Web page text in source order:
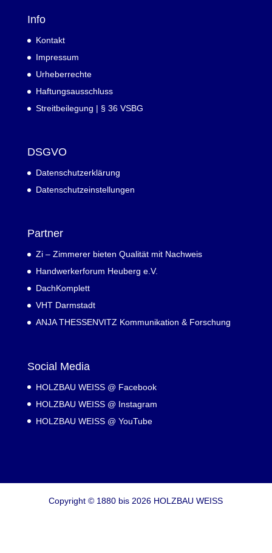
Info
Kontakt
Impressum
Urheberrechte
Haftungsausschluss
Streitbeilegung | § 36 VSBG
DSGVO
Datenschutzerklärung
Datenschutzeinstellungen
Partner
Zi – Zimmerer bieten Qualität mit Nachweis
Handwerkerforum Heuberg e.V.
DachKomplett
VHT Darmstadt
ANJA THESSENVITZ Kommunikation & Forschung
Social Media
HOLZBAU WEISS @ Facebook
HOLZBAU WEISS @ Instagram
HOLZBAU WEISS @ YouTube
Copyright © 1880 bis 2026 HOLZBAU WEISS